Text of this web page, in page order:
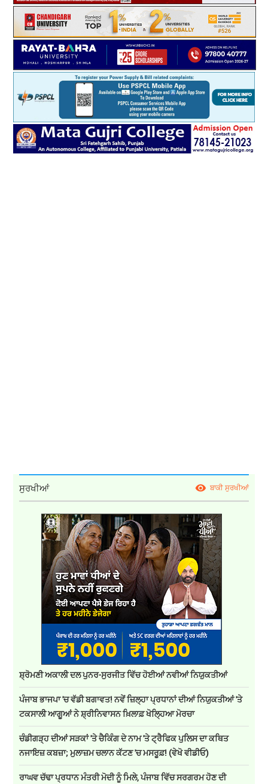
ਸੁਰਖੀਆਂ ਬਾਕੀ ਸੁਰਖੀਆਂ
ਸ਼੍ਰੋਮਣੀ ਅਕਾਲੀ ਦਲ ਪੁਨਰ-ਸੁਰਜੀਤ ਵਿੱਚ ਹੋਈਆਂ ਨਵੀਆਂ ਨਿਯੁਕਤੀਆਂ
ਪੰਜਾਬ ਭਾਜਪਾ 'ਚ ਵੱਡੀ ਬਗਾਵਤ! ਨਵੇਂ ਜ਼ਿਲ੍ਹਾ ਪ੍ਰਧਾਨਾਂ ਦੀਆਂ ਨਿਯੁਕਤੀਆਂ 'ਤੇ
ਟਕਸਾਲੀ ਆਗੂਆਂ ਨੇ ਸ਼੍ਰੀਨਿਵਾਸਨ ਖ਼ਿਲਾਫ਼ ਖੋਲ੍ਹਿਆ ਮੋਰਚਾ
ਚੰਡੀਗੜ੍ਹ ਦੀਆਂ ਸੜਕਾਂ 'ਤੇ ਚੈਕਿੰਗ ਦੇ ਨਾਮ 'ਤੇ ਟ੍ਰੈਫਿਕ ਪੁਲਿਸ ਦਾ ਕਥਿਤ
ਨਜਾਇਜ਼ ਕਬਜ਼ਾ; ਮੁਲਾਜ਼ਮ ਚਲਾਨ ਕੱਟਣ 'ਚ ਮਸਰੂਫ਼! (ਵੇਖੋ ਵੀਡੀਓ)
ਰਾਘਵ ਚੱਢਾ ਪ੍ਰਧਾਨ ਮੰਤਰੀ ਮੋਦੀ ਨੂੰ ਮਿਲੇ, ਪੰਜਾਬ ਵਿੱਚ ਸਰਗਰਮ ਹੋਣ ਦੀ